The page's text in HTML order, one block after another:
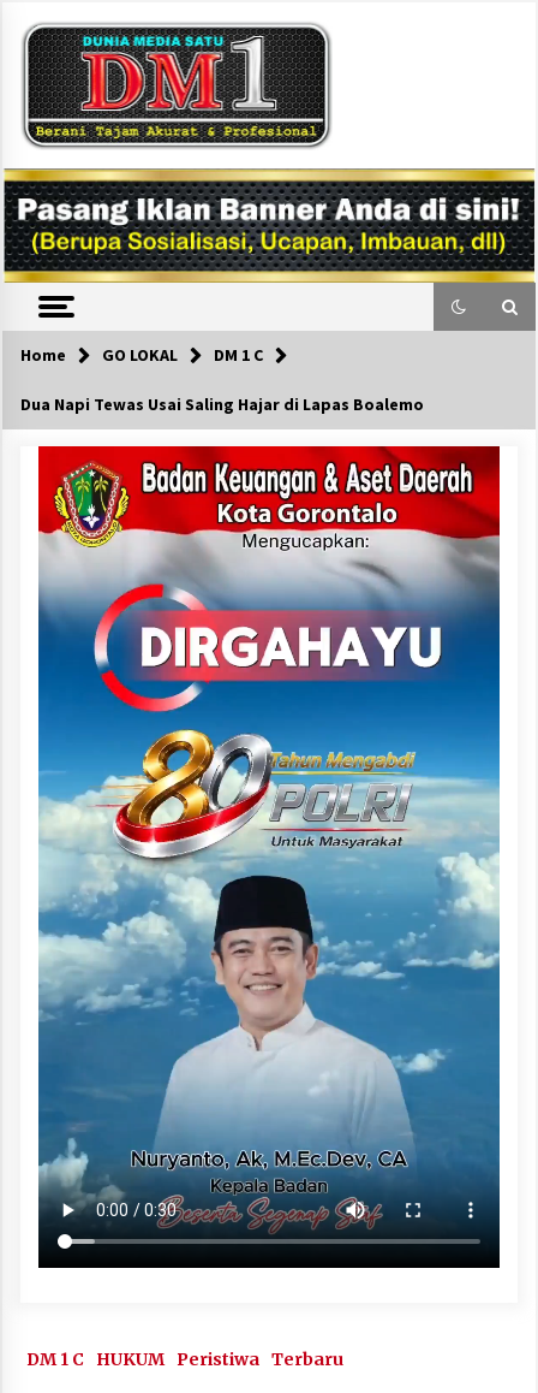
content
DM1
Home GO LOKAL DM 1 C
Dua Napi Tewas Usai Saling Hajar di Lapas Boalemo
DM 1 C HUKUM Peristiwa Terbaru